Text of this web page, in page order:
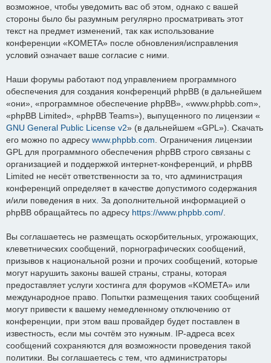
возможное, чтобы уведомить вас об этом, однако с вашей
стороны было бы разумным регулярно просматривать этот
текст на предмет изменений, так как использование
конференции «KOMETA» после обновления/исправления
условий означает ваше согласие с ними.
Наши форумы работают под управлением программного
обеспечения для создания конференций phpBB (в дальнейшем
«они», «программное обеспечение phpBB», «www.phpbb.com»,
«phpBB Limited», «phpBB Teams»), выпущенного по лицензии «
GNU General Public License v2» (в дальнейшем «GPL»). Скачать
его можно по адресу www.phpbb.com . Ограничения лицензии
GPL для программного обеспечения phpBB строго связаны с
организацией и поддержкой интернет-конференций, и phpBB
Limited не несёт ответственности за то, что администрация
конференций определяет в качестве допустимого содержания
и/или поведения в них. За дополнительной информацией о
phpBB обращайтесь по адресу https://www.phpbb.com/
Вы соглашаетесь не размещать оскорбительных, угрожающих,
клеветнических сообщений, порнографических сообщений,
призывов к национальной розни и прочих сообщений, которые
могут нарушить законы вашей страны, страны, которая
предоставляет услуги хостинга для форумов «KOMETA» или
международное право. Попытки размещения таких сообщений
могут привести к вашему немедленному отключению от
конференции, при этом ваш провайдер будет поставлен в
известность, если мы сочтём это нужным. IP-адреса всех
сообщений сохраняются для возможности проведения такой
политики. Вы соглашаетесь с тем, что администраторы